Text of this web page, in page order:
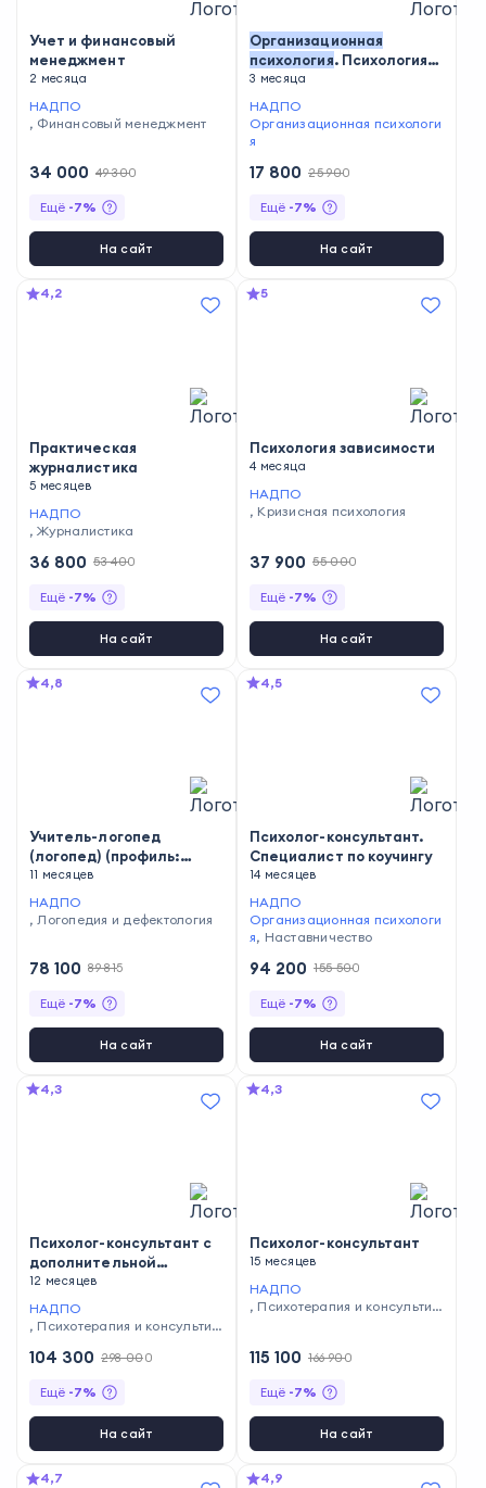
Учет и финансовый
менеджмент
2 месяца
НАДПО
, Финансовый менеджмент
34 000 49 300
Ещё -7%
На сайт
Организационная
психология. Психология
менеджмента
3 месяца
НАДПО
Организационная психологи
я
17 800 25 900
Ещё -7%
На сайт
4,2
Практическая
журналистика
5 месяцев
НАДПО
,Журналистика
36 800 53 400
Ещё -7%
На сайт
5
Психология зависимости
4 месяца
НАДПО
, Кризисная психология
37 900 55 000
Ещё -7%
На сайт
4,8
Учитель-логопед
(логопед) (профиль:
нарушения речи) с
дополнительной
квалификацией Учитель-
возраст)
11 месяцев
НАДПО
, Логопедия и дефектология
78 100 89 815
Ещё -7%
На сайт
4,5
Психолог-консультант.
Специалист по коучингу
14 месяцев
НАДПО
Организационная психологи
я, Наставничество
94 200 155 500
Ещё -7%
На сайт
4,3
Психолог-консультант с
дополнительной
специализацией в
области когнитивно-
поведенческой терапии
12 месяцев
НАДПО
, Психотерапия и консультир
104 300 298 000
Ещё -7%
На сайт
4,3
Психолог-консультант
15 месяцев
НАДПО
, Психотерапия и консультир
115 100 166 900
Ещё -7%
На сайт
4,7 4,9